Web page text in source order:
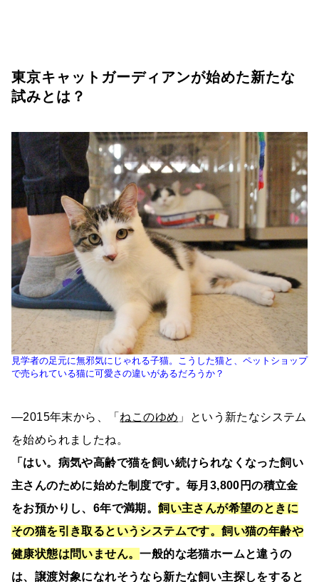
東京キャットガーディアンが始めた新たな
試みとは？
見学者の足元に無邪気にじゃれる子猫。こうした猫と、ペットショップ
で売られている猫に可愛さの違いがあるだろうか？
―2015年末から、「 ねこのゆめ 」という新たなシステム
を始められましたね。
「はい。病気や高齢で猫を飼い続けられなくなった飼い
主さんのために始めた制度です。毎月3,800円の積立金
をお預かりし、6年で満期。飼い主さんが希望のときに
その猫を引き取るというシステムです。飼い猫の年齢や
健康状態は問いません。一般的な老猫ホームと違うの
は、譲渡対象になれそうなら新たな飼い主探しをすると